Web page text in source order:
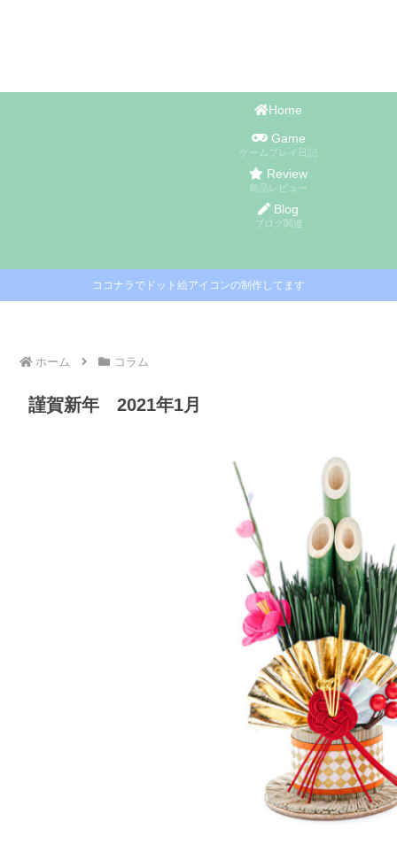
Home
Game
ゲームプレイ日記
Review
商品レビュー
Blog
ブログ関連
ココナラでドット絵アイコンの制作してます
ホーム コラム
謹賀新年 2021年1月